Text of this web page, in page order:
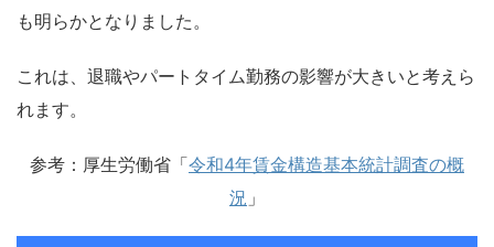
も明らかとなりました。
これは、退職やパートタイム勤務の影響が大きいと考えら
れます。
参考：厚生労働省「令和4年賃金構造基本統計調査の概
況 」